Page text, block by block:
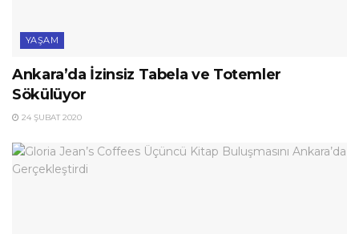
YAŞAM
Ankara’da İzinsiz Tabela ve Totemler
Sökülüyor
24 ŞUBAT 2020